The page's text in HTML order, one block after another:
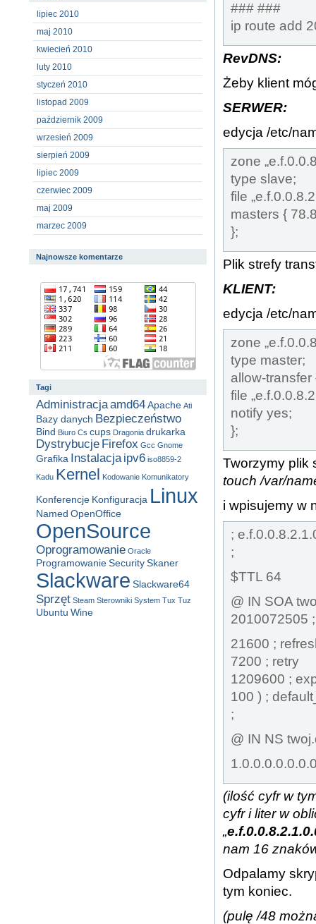
### ###
ip route add
RevDNS:
Żeby klient
SERWER:
edycja /etc/
zone
type slave;
file
masters {
};
Plik strefy
KLIENT:
edycja /etc/
zone
type master;
allow-transfer
file
notify yes;
};
Tworzymy plik
touch /var/
i wpisujemy w
;
;
$TTL 64
@ IN SOA
2010072505
21600 ;
7200 ; retry
1209600 ;
100 ) ;
;
@ IN NS
(ilość cyfr w
cyfr i liter w
„
nam 16
Odpalamy
tym koniec.
(pulę /48
lipiec 2010
maj 2010
kwiecień 2010
luty 2010
styczeń 2010
listopad 2009
październik 2009
wrzesień 2009
sierpień 2009
lipiec 2009
czerwiec 2009
maj 2009
marzec 2009
Najnowsze komentarze
Tagi
Administracjaamd64Apache Ati
Bazy danych Bezpieczeństwo
Bind Biuro Cs cups Dragonia drukarka
Dystrybucje Firefox Gcc Gnome
Grafika Instalacja ipv6 iso8859-2
Kadu Kernel Kodowanie Komunikatory
Konferencje Konfiguracja Linux
Named OpenOffice
OpenSource
Oprogramowanie Oracle
ProgramowanieSecuritySkaner
Slackware Slackware64
Sprzęt Steam Sterowniki System Tux Tuz
Ubuntu Wine